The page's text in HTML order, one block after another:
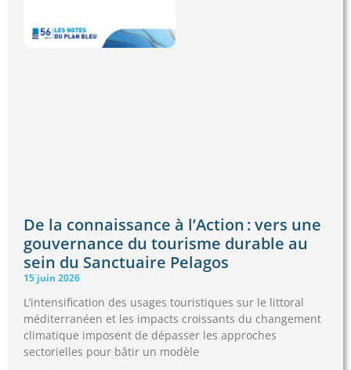
De la connaissance à l’Action : vers une
gouvernance du tourisme durable au
sein du Sanctuaire Pelagos
15 juin 2026
L’intensification des usages touristiques sur le littoral
méditerranéen et les impacts croissants du changement
climatique imposent de dépasser les approches
sectorielles pour bâtir un modèle